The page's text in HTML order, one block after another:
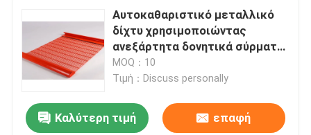
Αυτοκαθαριστικό μεταλλικό
δίχτυ χρησιμοποιώντας
ανεξάρτητα δονητικά σύρματα
πλέγματος
MOQ：10
Τιμή：Discuss personally
Καλύτερη τιμή επαφή